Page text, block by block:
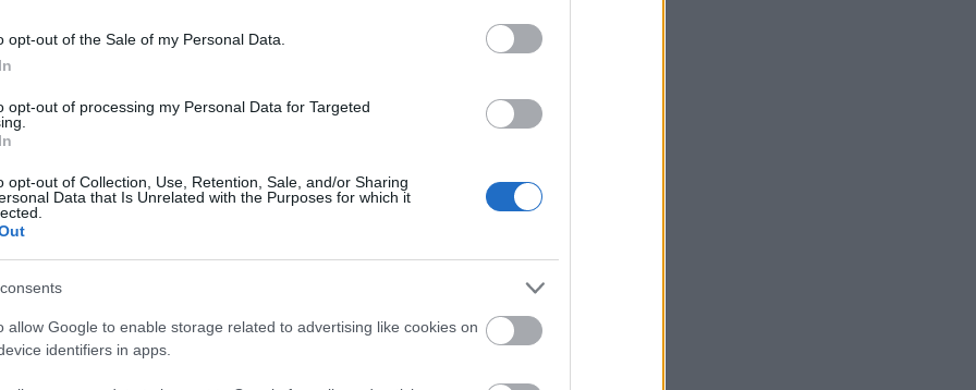
opt-out of the Sale of my Personal Data.
opt-out of processing my Personal Data for Targeted
opt-out of Collection, Use, Retention, Sale, and/or Sharing
Data that Is Unrelated with the Purposes for which it
allow Google to enable storage related to advertising like cookies on
identifiers in apps.
και με ένα κοφτερό μαχαίρι αφαιρούμε το πάνω και
στη μέση και μετά στα τέσσερα,
μαρμελάδα με χοντρά κομμάτια, κόψτε τα πορτοκάλια
λεία υφή, μπορείτε να τρίψετε ή να ανακατέψετε τον
πορτοκαλιού σε μια μεγάλη κατσαρόλα και
καλά και αφήνουμε να μουλιάσει για περίπου 2-3